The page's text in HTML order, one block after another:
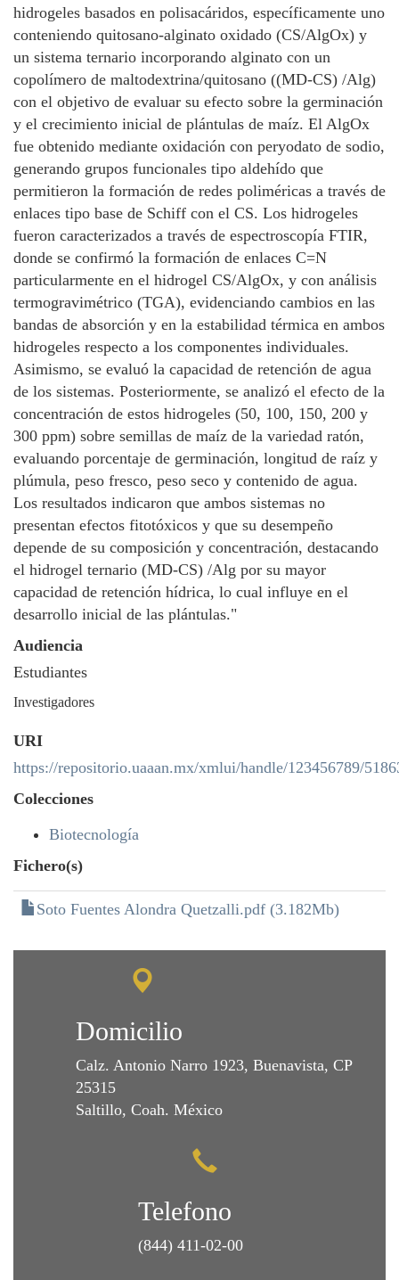
hidrogeles basados en polisacáridos, específicamente uno
conteniendo quitosano-alginato oxidado (CS/AlgOx) y
un sistema ternario incorporando alginato con un
copolímero de maltodextrina/quitosano ((MD-CS) /Alg)
con el objetivo de evaluar su efecto sobre la germinación
y el crecimiento inicial de plántulas de maíz. El AlgOx
fue obtenido mediante oxidación con peryodato de sodio,
generando grupos funcionales tipo aldehído que
permitieron la formación de redes poliméricas a través de
enlaces tipo base de Schiff con el CS. Los hidrogeles
fueron caracterizados a través de espectroscopía FTIR,
donde se confirmó la formación de enlaces C=N
particularmente en el hidrogel CS/AlgOx, y con análisis
termogravimétrico (TGA), evidenciando cambios en las
bandas de absorción y en la estabilidad térmica en ambos
hidrogeles respecto a los componentes individuales.
Asimismo, se evaluó la capacidad de retención de agua
de los sistemas. Posteriormente, se analizó el efecto de la
concentración de estos hidrogeles (50, 100, 150, 200 y
300 ppm) sobre semillas de maíz de la variedad ratón,
evaluando porcentaje de germinación, longitud de raíz y
plúmula, peso fresco, peso seco y contenido de agua.
Los resultados indicaron que ambos sistemas no
presentan efectos fitotóxicos y que su desempeño
depende de su composición y concentración, destacando
el hidrogel ternario (MD-CS) /Alg por su mayor
capacidad de retención hídrica, lo cual influye en el
desarrollo inicial de las plántulas."
Audiencia
Estudiantes
Investigadores
URI
https://repositorio.uaaan.mx/xmlui/handle/123456789/
Colecciones
Biotecnología
Fichero(s)
Soto Fuentes Alondra Quetzalli.pdf (3.182Mb)
Domicilio
Calz. Antonio Narro 1923, Buenavista, CP
25315
Saltillo, Coah. México
Telefono
(844) 411-02-00